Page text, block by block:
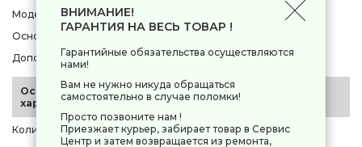
Модель
Основной цвет
Дополнительный цвет
черный
Основные
характеристики
Количество режимов
2
ВНИМАНИЕ!
ГАРАНТИЯ НА ВЕСЬ ТОВАР !
Гарантийные обязательства осуществляются
нами!
Вам не нужно никуда обращаться
самостоятельно в случае поломки!
Просто позвоните нам !
Приезжает курьер, забирает товар в Сервис
Центр и затем возвращается из ремонта,